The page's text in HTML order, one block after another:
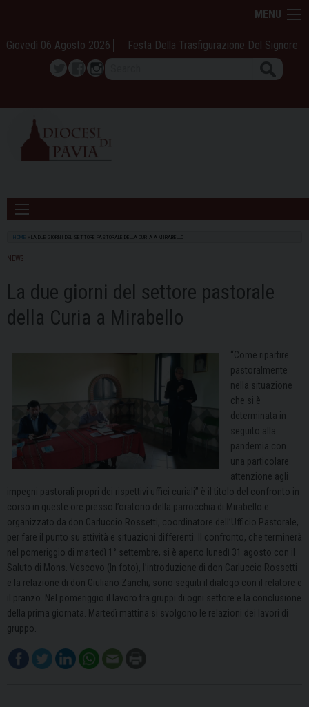
content
MENU
Giovedì 06 Agosto 2026 Festa Della Trasfigurazione Del Signore
TwitterFacebook
Instagram
HOME LA DUE GIORNI DEL SETTORE PASTORALE DELLA CURIA A MIRABELLO
NEWS
La due giorni del settore pastorale
della Curia a Mirabello
“Come ripartire
pastoralmente
nella situazione
che si è
determinata in
seguito alla
pandemia con
una particolare
attenzione agli
impegni pastorali propri dei rispettivi uffici curiali” è il titolo del confronto in
corso in queste ore presso l’oratorio della parrocchia di Mirabello e
organizzato da don Carluccio Rossetti, coordinatore dell’Ufficio Pastorale,
per fare il punto su attività e situazioni differenti. Il confronto, che terminerà
nel pomeriggio di martedì 1° settembre, si è aperto lunedì 31 agosto con il
Saluto di Mons. Vescovo (In foto), l’introduzione di don Carluccio Rossetti
e la relazione di don Giuliano Zanchi; sono seguiti il dialogo con il relatore e
il pranzo. Nel pomeriggio il lavoro tra gruppi di ogni settore e la conclusione
della prima giornata. Martedì mattina si svolgono le relazioni dei lavori di
gruppo.